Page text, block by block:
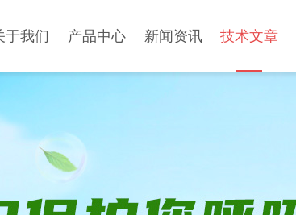
于我们 产品中心 新闻资讯 技术文章